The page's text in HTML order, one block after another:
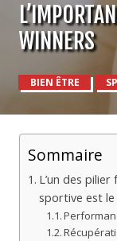
WINNERS
BIEN ÊTRE
Sommaire
L’un des
sportive est le